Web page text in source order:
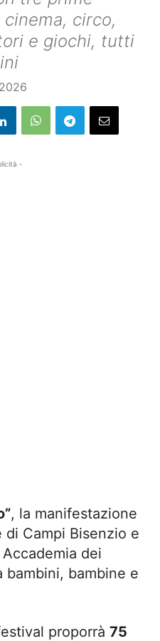
circo,
e giochi, tutti
-
, la manifestazione
di Campi Bisenzio e
dei
bambini, bambine e
proporrà 75